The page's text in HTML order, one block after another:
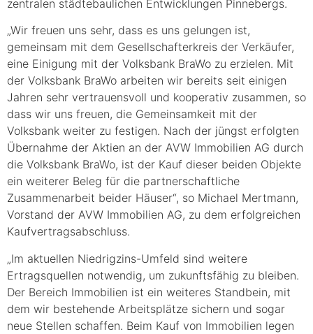
zentralen städtebaulichen Entwicklungen Pinnebergs.
„Wir freuen uns sehr, dass es uns gelungen ist,
gemeinsam mit dem Gesellschafterkreis der Verkäufer,
eine Einigung mit der Volksbank BraWo zu erzielen. Mit
der Volksbank BraWo arbeiten wir bereits seit einigen
Jahren sehr vertrauensvoll und kooperativ zusammen, so
dass wir uns freuen, die Gemeinsamkeit mit der
Volksbank weiter zu festigen. Nach der jüngst erfolgten
Übernahme der Aktien an der AVW Immobilien AG durch
die Volksbank BraWo, ist der Kauf dieser beiden Objekte
ein weiterer Beleg für die partnerschaftliche
Zusammenarbeit beider Häuser“, so Michael Mertmann,
Vorstand der AVW Immobilien AG, zu dem erfolgreichen
Kaufvertragsabschluss.
„Im aktuellen Niedrigzins-Umfeld sind weitere
Ertragsquellen notwendig, um zukunftsfähig zu bleiben.
Der Bereich Immobilien ist ein weiteres Standbein, mit
dem wir bestehende Arbeitsplätze sichern und sogar
neue Stellen schaffen. Beim Kauf von Immobilien legen